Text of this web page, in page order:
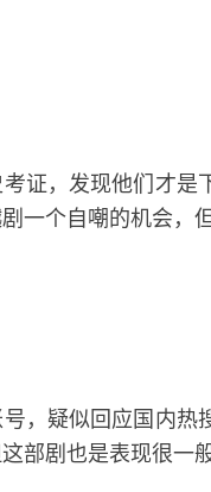
证，发现他们才
一个自嘲的机会，
，疑似回应国内热
部剧也是表现很一